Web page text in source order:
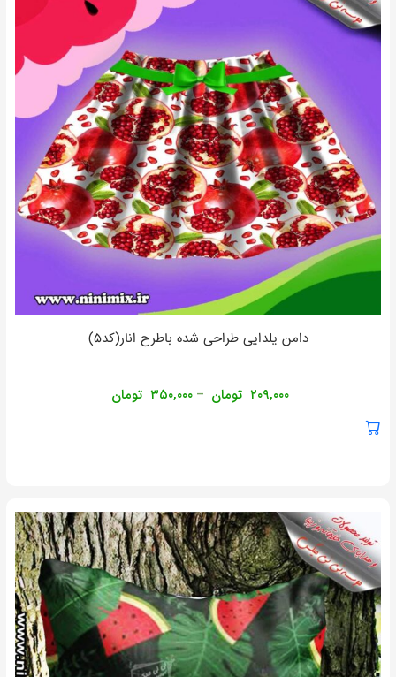
دامن یلدایی طراحی شده باطرح انار(کد۵)
۲۰۹,۰۰۰ تومان – ۳۵۰,۰۰۰ تومان